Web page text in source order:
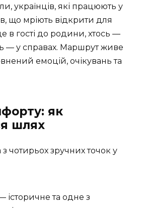
українців, які працюють у
що мріють відкрити для
в гості до родини, хтось —
— у справах. Маршрут живе
емоцій, очікувань та
як
шлях
чотирьох зручних точок у
історичне та одне з